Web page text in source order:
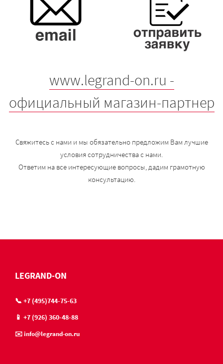
www.legrand-on.ru -
официальный магазин-партнер
Свяжитесь с нами и мы обязательно предложим Вам лучшие
условия сотрудничества с нами.
Ответим на все интересующие вопросы, дадим грамотную
консультацию.
LEGRAND-ON
📞 +7 (495)744-75-63
📱 +7 (926) 360-48-88
✉️ info@legrand-on.ru